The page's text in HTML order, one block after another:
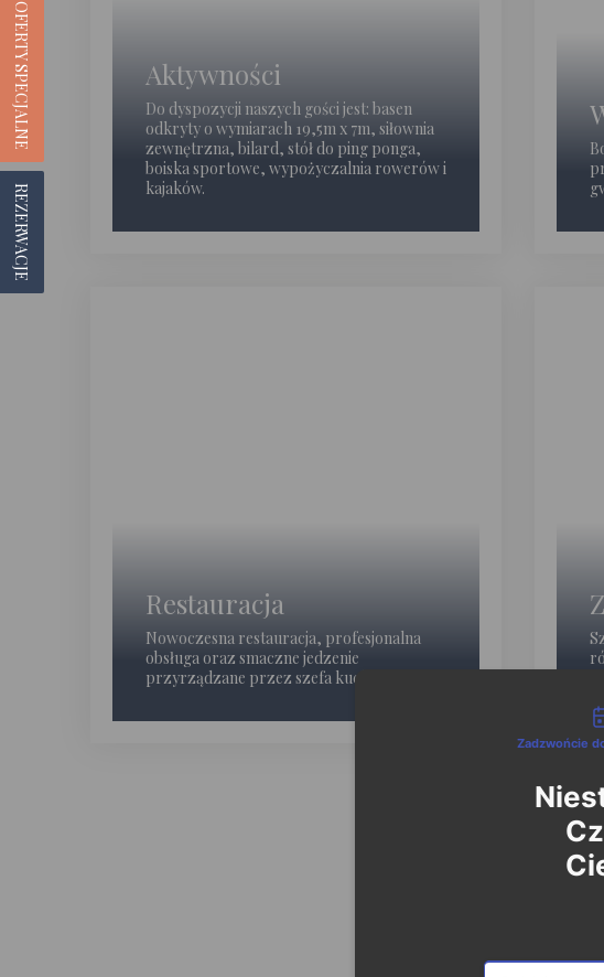
Aktywności
Do dyspozycji naszych gości jest: basen
odkryty o wymiarach 19,5m x 7m, siłownia
zewnętrzna, bilard, stół do ping ponga,
boiska sportowe, wypożyczalnia rowerów i
kajaków.
Restauracja
Nowoczesna restauracja, profesjonalna
obsługa oraz smaczne jedzenie
przyrządzane przez szefa kuchni.
OFERTY SPECJALNE
REZERWACJE
Możliwości
Zadzwońcie